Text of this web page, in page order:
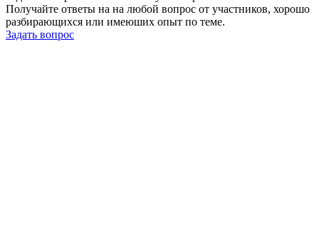
Получайте ответы на на любой вопрос от участников, хорошо
разбирающихся или имеюших опыт по теме.
Задать вопрос